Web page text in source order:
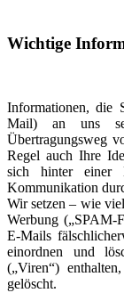
Wichtige
Informationen, die
Mail) an uns
Übertragungsweg
Regel auch Ihre
sich hinter einer
Kommunikation
Wir setzen – wie
Werbung („SPAM-
E-Mails
einordnen und
(„Viren“)
gelöscht.